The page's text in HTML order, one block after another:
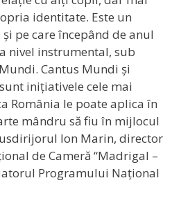
identitate. Este un
pe care începând de anul
nivel instrumental, sub
Cantus Mundi și
inițiativele cele mai
România le poate aplica în
mândru să fiu în mijlocul
Ion Marin, director
de Cameră “Madrigal –
Programului Național